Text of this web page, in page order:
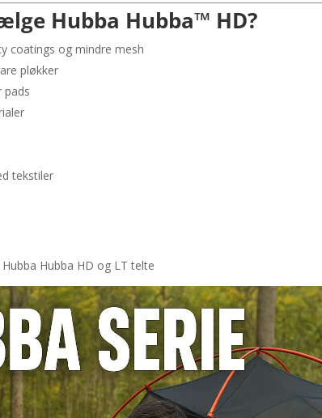
Hubba Hubba™ HD?
coatings og mindre mesh
pløkker
pads
tekstiler
Hubba HD og LT telte